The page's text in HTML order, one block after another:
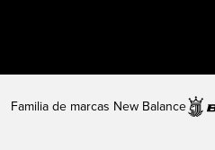
Familia de marcas New Balance